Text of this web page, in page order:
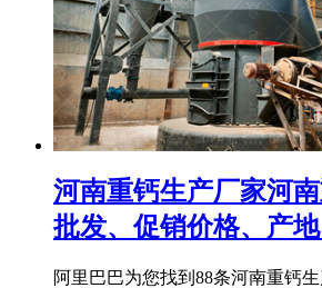
河南重钙生产厂家河
批发、促销价格、产地
阿里巴巴为您找到88条河南重钙